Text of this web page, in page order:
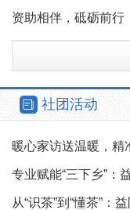
创业
资助相伴，砥砺前行
社团活动
暖心家访送温暖，精
专业赋能“三下乡”：
护“一老一小”
从“识茶”到“懂茶”：